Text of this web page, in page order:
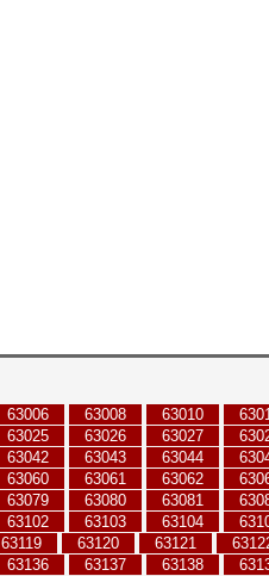
63006 63008 63010
63025 63026 63027
63042 63043 63044
63060 63061 63062
63079 63080 63081
63102 63103 63104
63119 63120 63121
63136 63137 63138